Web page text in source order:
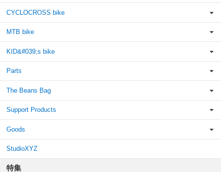
CYCLOCROSS bike
MTB bike
KID&#039;s bike
Parts
The Beans Bag
Support Products
Goods
StudioXYZ
特集